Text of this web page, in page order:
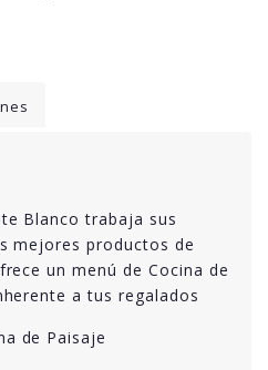
Blanco trabaja sus
mejores productos de
un menú de Cocina de
a tus regalados
de Paisaje